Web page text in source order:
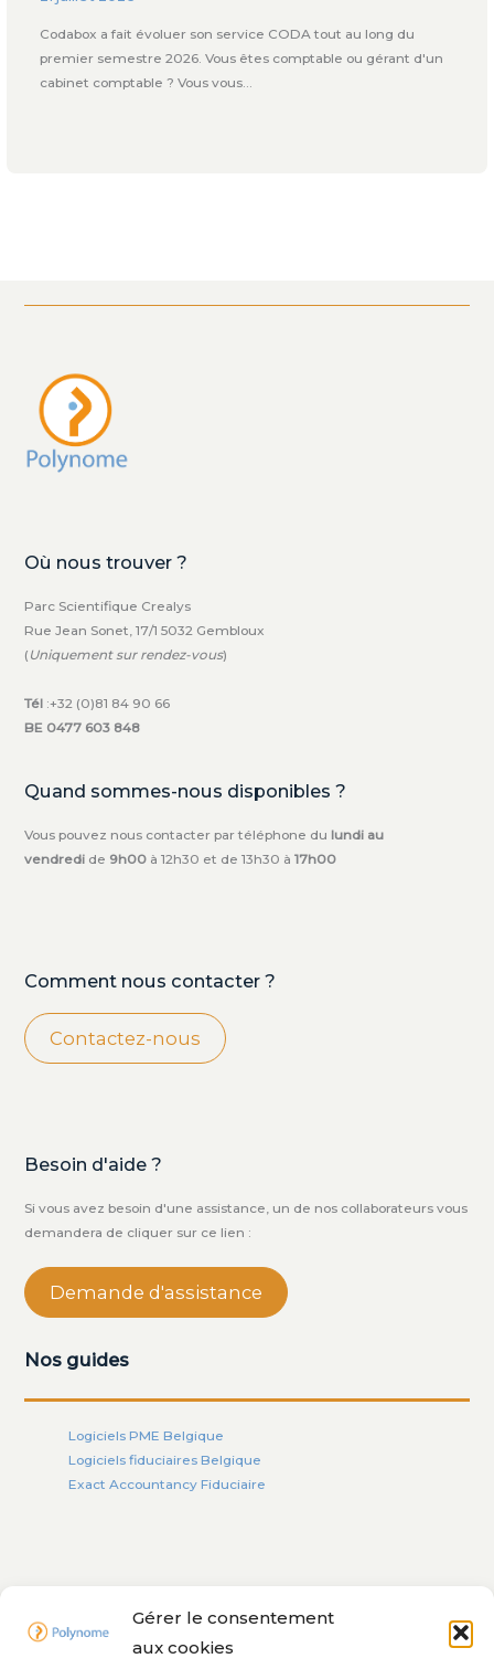
Gérer le consentement
aux cookies
Codabox a fait évoluer son service CODA tout au long du
premier semestre 2026. Vous êtes comptable ou gérant d'un
cabinet comptable ? Vous vous…
Où nous trouver ?
Parc Scientifique Crealys
Rue Jean Sonet, 17/1 5032 Gembloux
( Uniquement sur rendez-vous)
Tél :+32 (0)81 84 90 66
BE 0477 603 848
Quand sommes-nous disponibles ?
Vous pouvez nous contacter par téléphone du lundi au
vendredi de 9h00 à 12h30 et de 13h30 à 17h00
Comment nous contacter ?
Contactez-nous
Besoin d'aide ?
Si vous avez besoin d'une assistance, un de nos collaborateurs vous
demandera de cliquer sur ce lien :
Demande d'assistance
Nos guides
Logiciels PME Belgique
Logiciels fiduciaires Belgique
Exact Accountancy Fiduciaire
Nos solutions